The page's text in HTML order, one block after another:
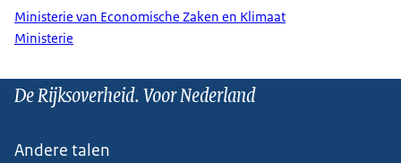
Ministerie van Economische Zaken en Klimaat
Ministerie
De Rijksoverheid. Voor Nederland
Andere talen